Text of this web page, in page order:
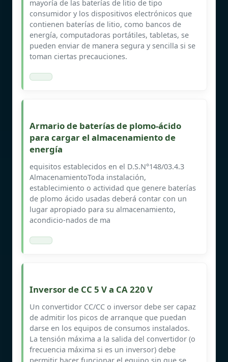
mayoría de las baterías de litio de tipo
consumidor y los dispositivos electrónicos que
contienen baterías de litio, como bancos de
energía, computadoras portátiles, tabletas, se
pueden enviar de manera segura y sencilla si se
toman ciertas precauciones.
Armario de baterías de plomo-ácido
para cargar el almacenamiento de
energía
equisitos establecidos en el D.S.N°148/03.4.3
AlmacenamientoToda instalación,
establecimiento o actividad que genere baterías
de plomo ácido usadas deberá contar con un
lugar apropiado para su almacenamiento,
acondicio-nados de ma
Inversor de CC 5 V a CA 220 V
Un convertidor CC/CC o inversor debe ser capaz
de admitir los picos de arranque que puedan
darse en los equipos de consumos instalados.
La tensión máxima a la salida del convertidor (o
frecuencia máxima si es un inversor) debe